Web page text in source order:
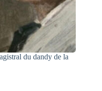
du dandy de la